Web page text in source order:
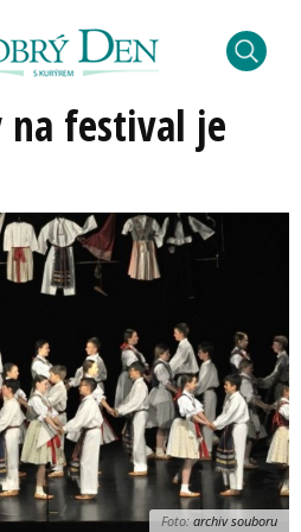
na festival je
Foto: archiv souboru